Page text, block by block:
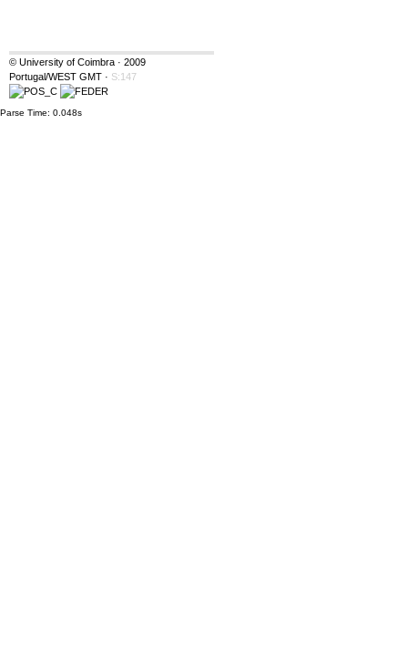
© University of Coimbra · 2009
Portugal/WEST GMT · S:147
Parse Time: 0.048s